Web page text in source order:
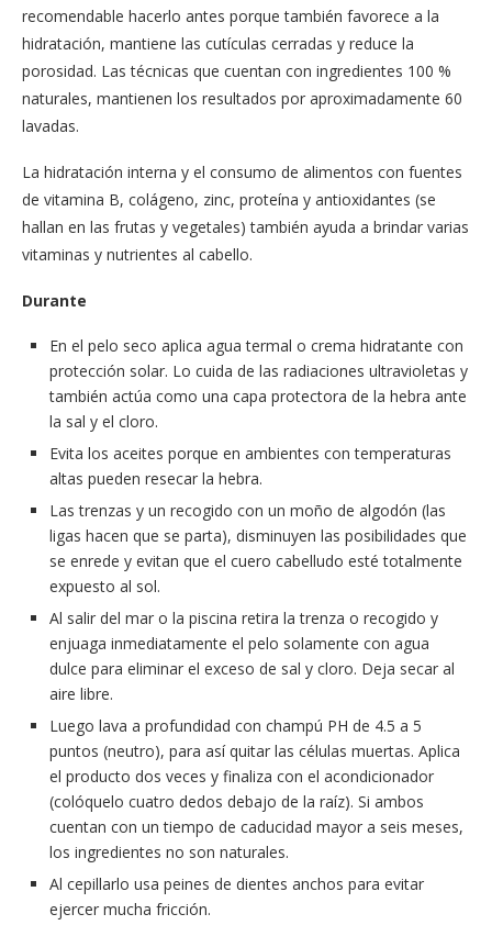
recomendable hacerlo antes porque también favorece a la
hidratación, mantiene las cutículas cerradas y reduce la
porosidad. Las técnicas que cuentan con ingredientes 100 %
naturales, mantienen los resultados por aproximadamente 60
lavadas.
La hidratación interna y el consumo de alimentos con fuentes
de vitamina B, colágeno, zinc, proteína y antioxidantes (se
hallan en las frutas y vegetales) también ayuda a brindar varias
vitaminas y nutrientes al cabello.
Durante
En el pelo seco aplica agua termal o crema hidratante con
protección solar. Lo cuida de las radiaciones ultravioletas y
también actúa como una capa protectora de la hebra ante
la sal y el cloro.
Evita los aceites porque en ambientes con temperaturas
altas pueden resecar la hebra.
Las trenzas y un recogido con un moño de algodón (las
ligas hacen que se parta), disminuyen las posibilidades que
se enrede y evitan que el cuero cabelludo esté totalmente
expuesto al sol.
Al salir del mar o la piscina retira la trenza o recogido y
enjuaga inmediatamente el pelo solamente con agua
dulce para eliminar el exceso de sal y cloro. Deja secar al
aire libre.
Luego lava a profundidad con champú PH de 4.5 a 5
puntos (neutro), para así quitar las células muertas. Aplica
el producto dos veces y finaliza con el acondicionador
(colóquelo cuatro dedos debajo de la raíz). Si ambos
cuentan con un tiempo de caducidad mayor a seis meses,
los ingredientes no son naturales.
Al cepillarlo usa peines de dientes anchos para evitar
ejercer mucha fricción.